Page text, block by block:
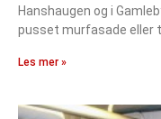
Hanshaugen og i
pusset murfasade eller
Les mer »